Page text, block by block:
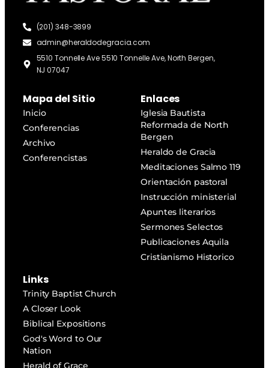
(201) 348-3899
admin@heraldodegracia.com
5510 Tonnelle Ave 5510 Tonnelle Ave, North Bergen,
NJ 07047
Mapa del Sitio
Inicio
Conferencias
Archivo
Conferencistas
Enlaces
Iglesia Bautista
Reformada de North
Bergen
Heraldo de Gracia
Meditaciones Salmo 119
Orientación pastoral
Instrucción ministerial
Apuntes literarios
Sermones Selectos
Publicaciones Aquila
Cristianismo Historico
Links
Trinity Baptist Church
A Closer Look
Biblical Expositions
God's Word to Our
Nation
Herald of Grace